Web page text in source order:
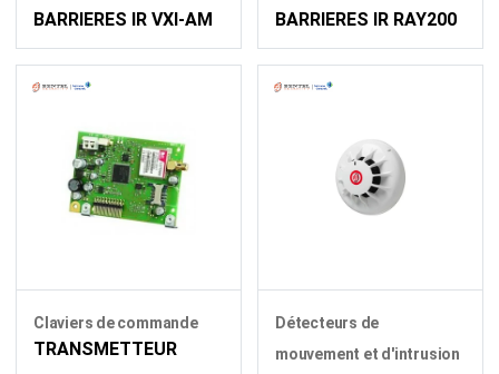
BARRIERES IR VXI-AM BARRIERES IR RAY200
Claviers de commande
TRANSMETTEUR
Détecteurs de
mouvement et d'intrusion